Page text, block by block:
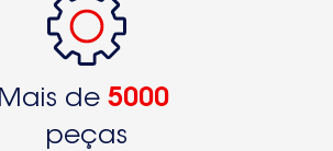
Mais de 5000
peças